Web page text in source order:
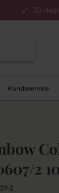
30
Kundeservice
2
2